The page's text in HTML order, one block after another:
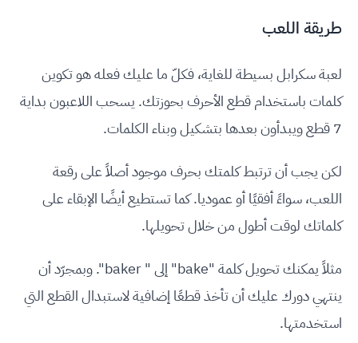
طريقة اللعب
لعبة سكرابل بسيطة للغاية، فكلّ ما عليك فعله هو تكوين
كلمات باستخدام قطع الأحرف بحوزتك. يسحب اللاعبون بداية
7 قطع ويبدأون بعدها بتشكيل وبناء الكلمات.
لكن يجب أن ترتبط كلمتك بحرف موجود أصلاً على رقعة
اللعب، سواءً أفقيًا أو عموديا. كما تستطيع أيضًا الإبقاء على
كلماتك لوقت أطول من خلال تحويلها.
مثلاً يمكنك تحويل كلمة "bake" إلى " baker". وبمجرّد أن
ينتهي دورك عليك أن تأخذ قطعًا إضافية لاستبدال القطع التي
استخدمتها.